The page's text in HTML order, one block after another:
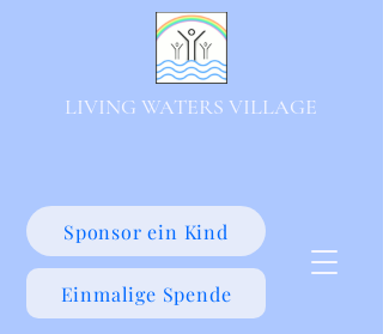
Sponsor ein Kind
Einmalige Spende
LIVING WATERS VILLAGE